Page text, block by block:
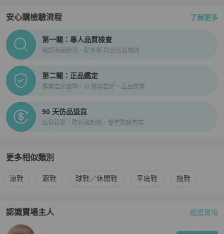
安心購檢驗流程 了解更多
PopChill拍拍圈正品驗證、安心購檢驗流程介紹
第一關：專人品質檢查
確認商品狀況、配件等 符合頁面描述
第二關：正品鑑定
專業鑑定團隊、AI 儀器鑑定、正品證書
90 天仿品退貨
出貨錄影、防掉換封條、雙重防護包裝
更多相似類別
更多Hermès女鞋 相似商品推薦
涼鞋 跟鞋 球鞋／休閒鞋 平底鞋 拖鞋
認識賣場主人
PopChill 拍拍圈嚴選賣家
逛逛賣場